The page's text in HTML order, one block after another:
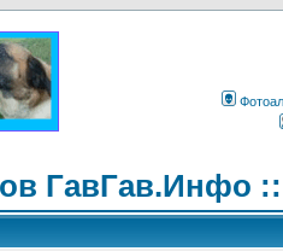
ГавГав.Инфо